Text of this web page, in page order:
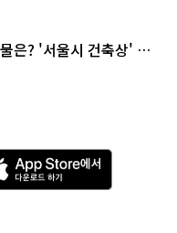
은? '서울시 건축상' 수
A
p
p